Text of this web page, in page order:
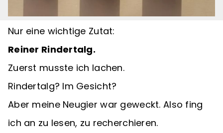
Nur eine wichtige Zutat:
Reiner Rindertalg.
Zuerst musste ich lachen.
Rindertalg? Im Gesicht?
Aber meine Neugier war geweckt. Also fing
ich an zu lesen, zu recherchieren.